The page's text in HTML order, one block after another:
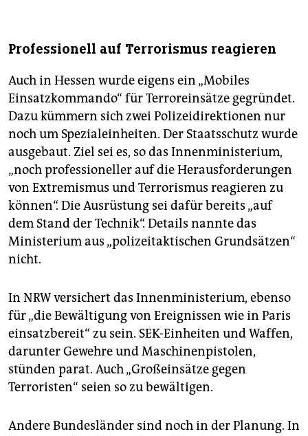
Professionell auf Terrorismus reagieren
Auch in Hessen wurde eigens ein „Mobiles
Einsatzkommando“ für Terroreinsätze gegründet.
Dazu kümmern sich zwei Polizeidirektionen nur
noch um Spezialeinheiten. Der Staatsschutz wurde
ausgebaut. Ziel sei es, so das Innenministerium,
„noch professioneller auf die Herausforderungen
von Extremismus und Terrorismus reagieren zu
können“. Die Ausrüstung sei dafür bereits „auf
dem Stand der Technik“. Details nannte das
Ministerium aus „polizeitaktischen Grundsätzen“
nicht.
In NRW versichert das Innenministerium, ebenso
für „die Bewältigung von Ereignissen wie in Paris
einsatzbereit“ zu sein. SEK-Einheiten und Waffen,
darunter Gewehre und Maschinenpistolen,
stünden parat. Auch „Großeinsätze gegen
Terroristen“ seien so zu bewältigen.
Andere Bundesländer sind noch in der Planung. In